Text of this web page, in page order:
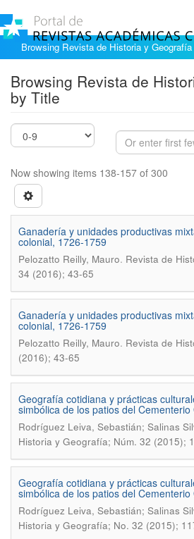
Browsing Revista de Historia y
Browsing Revista de
by Title
Now showing items 138-157 of 300
Ganadería y unidades productivas
colonial, 1726-1759
Pelozatto Reilly, Mauro. Revista de
34 (2016); 43-65
Ganaderí­a y unidades productivas
colonial, 1726-1759
Pelozatto Reilly, Mauro. Revista de
(2016); 43-65
Geografía cotidiana y prácticas
simbólica de los patios del
Rodríguez Leiva, Sebastián; Salinas
Historia y Geografía; Núm. 32 (2015);
Geografí­a cotidiana y prácticas
simbólica de los patios del
Rodrí­guez Leiva, Sebastián; Salinas
Historia y Geografí­a; No. 32 (2015);